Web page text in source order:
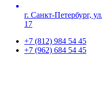
г. Санкт-Петербург,
17
+7 (812) 984 54 45
+7 (962) 684 54 45